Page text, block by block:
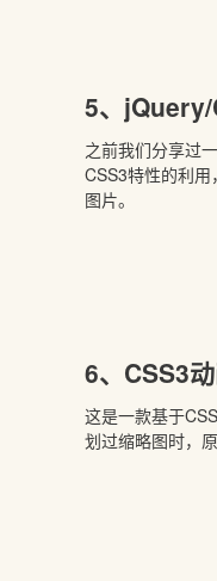
5、jQuery/
之前我们分享过
CSS3特性的利
图片。
6、CSS3
这是一款基于
划过缩略图时，